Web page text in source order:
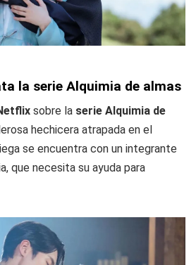
la serie Alquimia de almas
sobre la serie Alquimia de
hechicera atrapada en el
se encuentra con un integrante
que necesita su ayuda para